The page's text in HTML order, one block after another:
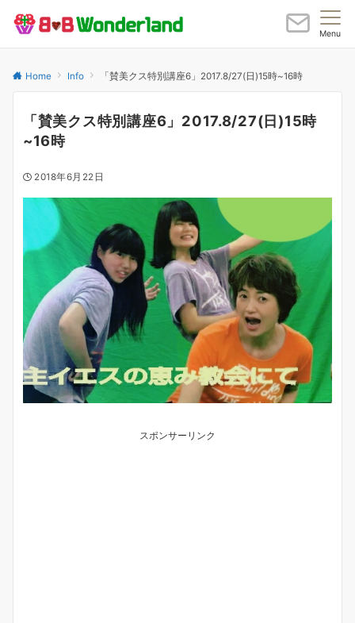
Menu
Home Info 「賛美クス特別講座6」2017.8/27(日)15時~16時
「賛美クス特別講座6」2017.8/27(日)15時
~16時
2018年6月22日
スポンサーリンク